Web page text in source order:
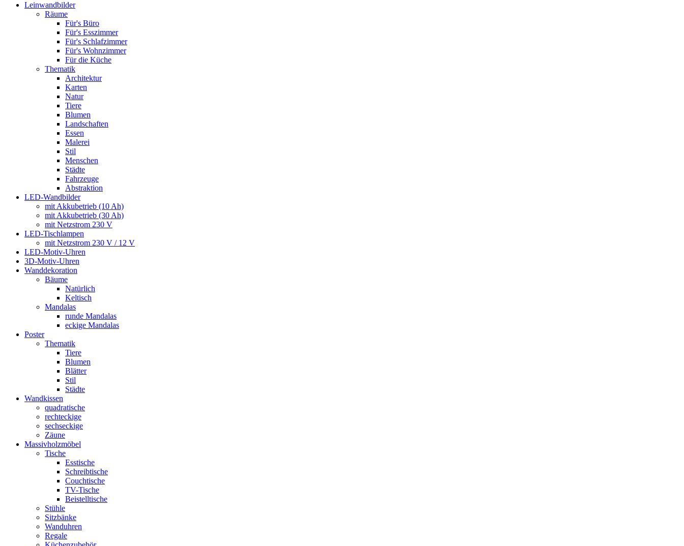
Leinwandbilder
Räume
Für's Büro
Für's Esszimmer
Für's Schlafzimmer
Für's Wohnzimmer
Für die Küche
Thematik
Architektur
Karten
Natur
Tiere
Blumen
Landschaften
Essen
Malerei
Stil
Menschen
Städte
Fahrzeuge
Abstraktion
LED-Wandbilder
mit Akkubetrieb (10 Ah)
mit Akkubetrieb (30 Ah)
mit Netzstrom 230 V
LED-Tischlampen
mit Netzstrom 230 V / 12 V
LED-Motiv-Uhren
3D-Motiv-Uhren
Wanddekoration
Bäume
Natürlich
Keltisch
Mandalas
runde Mandalas
eckige Mandalas
Poster
Thematik
Tiere
Blumen
Blätter
Stil
Städte
Wandkissen
quadratische
rechteckige
sechseckige
Zäune
Massivholzmöbel
Tische
Esstische
Schreibtische
Couchtische
TV-Tische
Beistelltische
Stühle
Sitzbänke
Wanduhren
Regale